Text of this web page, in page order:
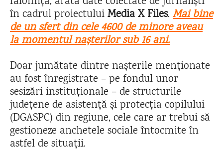
în cadrul proiectuluiMedia X Files. Mai bine
de un sfert din cele 4600 de minore aveau
la momentul nașterilor sub 16 ani.
Doar jumătate dintre nașterile menționate
au fost înregistrate – pe fondul unor
sesizări instituționale – de structurile
județene de asistență și protecția copilului
(DGASPC) din regiune, cele care ar trebui să
gestioneze anchetele sociale întocmite în
astfel de situații.